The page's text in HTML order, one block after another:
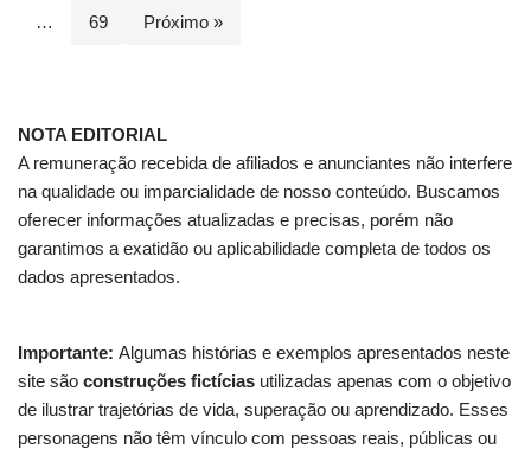
… 69 Próximo »
NOTA EDITORIAL
A remuneração recebida de afiliados e anunciantes não interfere
na qualidade ou imparcialidade de nosso conteúdo. Buscamos
oferecer informações atualizadas e precisas, porém não
garantimos a exatidão ou aplicabilidade completa de todos os
dados apresentados.
Importante: Algumas histórias e exemplos apresentados neste
site são construções fictícias utilizadas apenas com o objetivo
de ilustrar trajetórias de vida, superação ou aprendizado. Esses
personagens não têm vínculo com pessoas reais, públicas ou